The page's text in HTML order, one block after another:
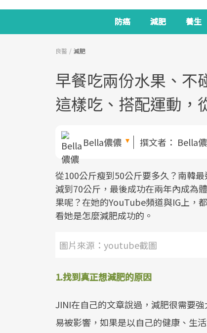
防癌 減肥 養生
良醫 減肥
早餐吃兩份水果、不
這樣吃、搭配運動，
Bella儂儂 撰文者： Bella
從100公斤瘦到50公斤要多久？南韓
減到70公斤，最後成功在兩年內成為
果呢？在她的YouTube頻道與IG上，
看她是怎麼減肥成功的。
圖片來源：youtube截圖
1.找到真正想減肥的原因
JINI在自己的文章說過，減肥很需要
易被影響，如果是以自己的健康、生